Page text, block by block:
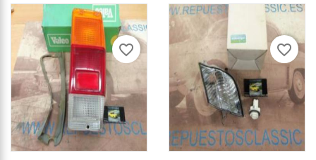
favorite_border favorite_border